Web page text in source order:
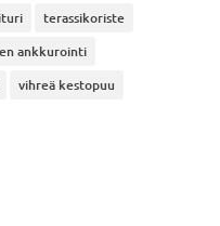
terassikoriste
ankkurointi
vihreä kestopuu